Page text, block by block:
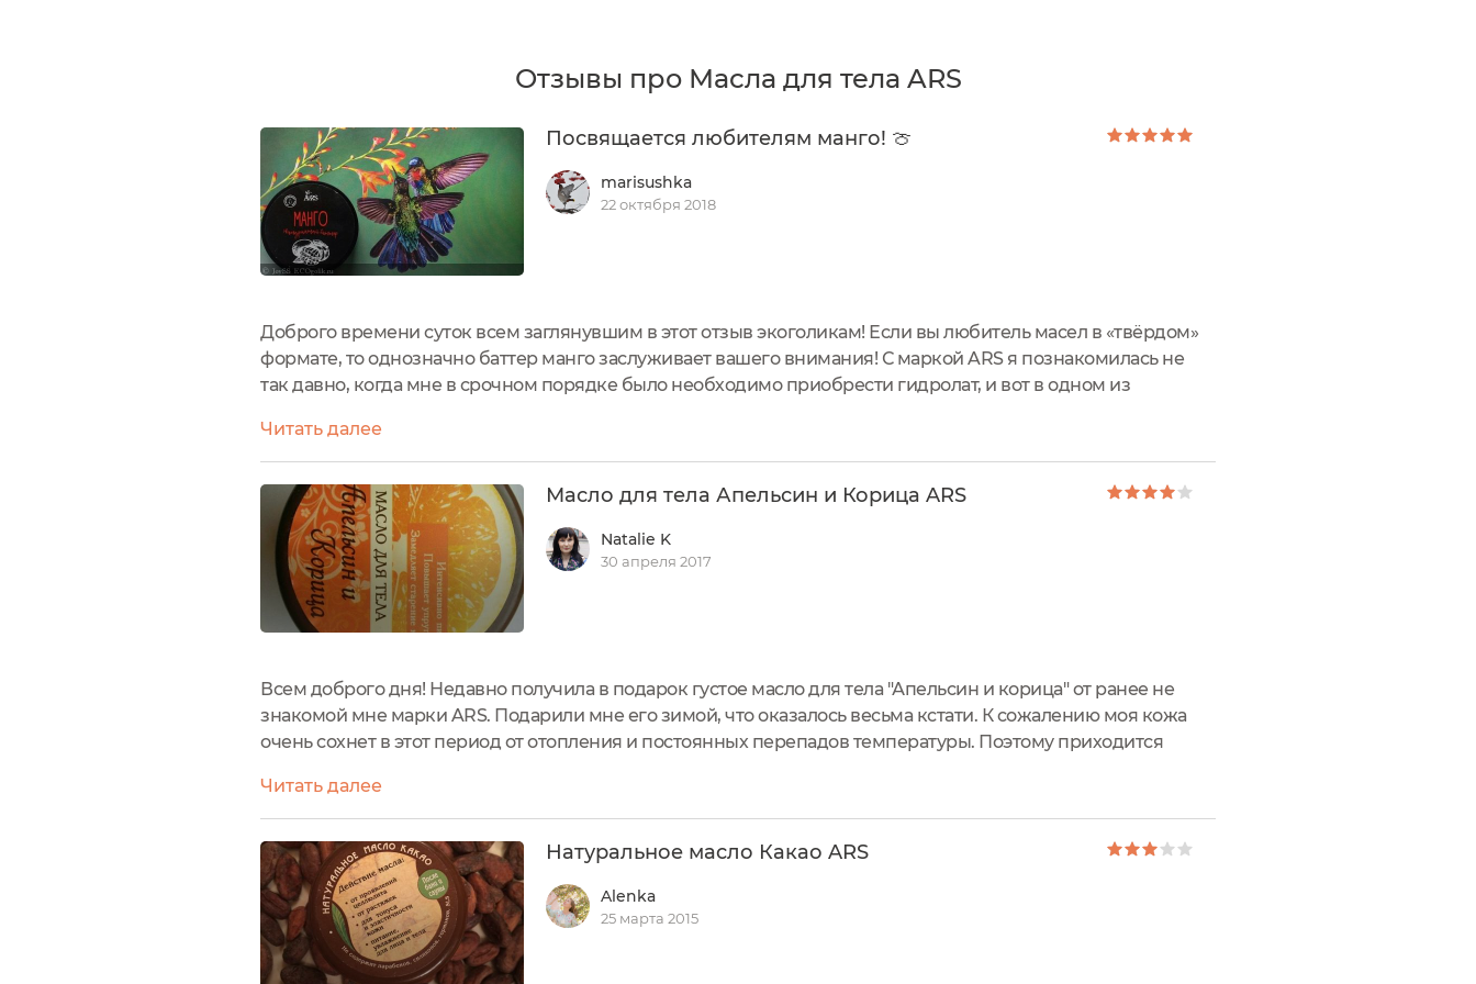
Отзывы про Масла для тела ARS
Посвящается любителям манго! 🍈
marisushka
22 октября 2018
Доброго времени суток всем заглянувшим в этот отзыв экоголикам! Если вы любитель масел в «твёрдом»
формате, то однозначно баттер манго заслуживает вашего внимания! С маркой ARS я познакомилась не
так давно, когда мне в срочном порядке было необходимо приобрести гидролат, и вот в одном из
баттер манго...
Читать далее
Масло для тела Апельсин и Корица ARS
Natalie K
30 апреля 2017
Всем доброго дня! Недавно получила в подарок густое масло для тела "Апельсин и корица" от ранее не
знакомой мне марки ARS. Подарили мне его зимой, что оказалось весьма кстати. К сожалению моя кожа
очень сохнет в этот период от отопления и постоянных перепадов температуры. Поэтому приходится
мне очень...
Читать далее
Натуральное масло Какао ARS
Alenka
25 марта 2015